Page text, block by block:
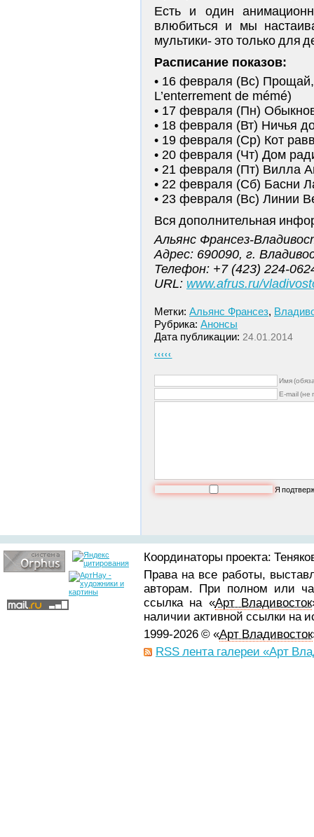
Есть и один
влюбиться и мы
мультики- это только для
Расписание показов:
16 февраля (Вс)
L’enterrement de mémé)
17 февраля (Пн)
18 февраля (Вт) Ничья
19 февраля (Ср) Кот
20 февраля (Чт) Дом
21 февраля (Пт) Вилла
22 февраля (Сб) Басни
23 февраля (Вс) Линии
Вся дополнительная
Альянс Франсез-
Адрес: 690090, г.
Телефон: +7 (423) 224-
URL: www.afrus.ru/
Метки: Альянс Франсез,
Рубрика: Анонсы
Дата публикации: 24.01.2014
‹‹‹‹‹
Имя
E-mail (не
Я
Координаторы проекта:
Права на все работы,
авторам. При полном или
ссылка на «Арт Владивосток
наличии активной ссылки на
1999-2026 © «Арт Владивосток
RSS лента галереи «Арт